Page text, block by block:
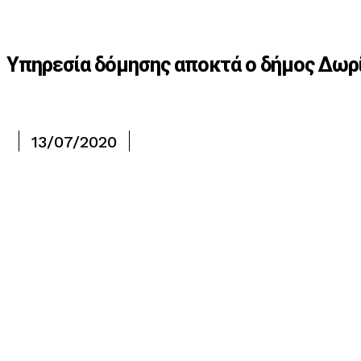
Υπηρεσία δόμησης αποκτά ο δήμος
13/07/2020